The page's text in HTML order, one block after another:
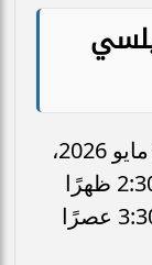
تقام المباراة يوم السبت الموافق 9 مايو 2026،
وتنطلق صافرة البداية في الساعة 2:30 ظهرًا
بتوقيت مصر والسعودية، والساعة 3:30 عصرًا